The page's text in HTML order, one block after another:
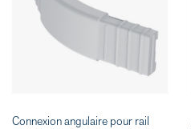
Connexion angulaire pour rail